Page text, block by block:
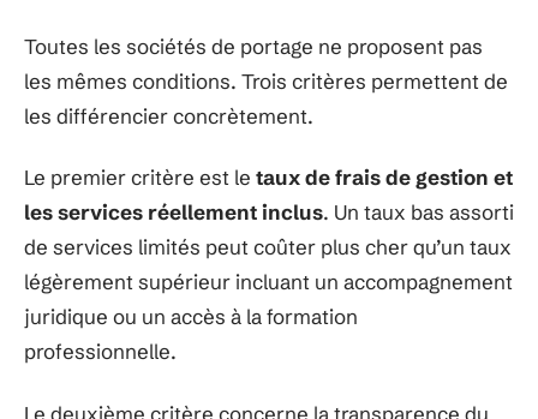
Toutes les sociétés de portage ne proposent pas
les mêmes conditions. Trois critères permettent de
les différencier concrètement.
Le premier critère est le taux de frais de gestion et
les services réellement inclus. Un taux bas assorti
de services limités peut coûter plus cher qu’un taux
légèrement supérieur incluant un accompagnement
juridique ou un accès à la formation
professionnelle.
Le deuxième critère concerne la transparence du